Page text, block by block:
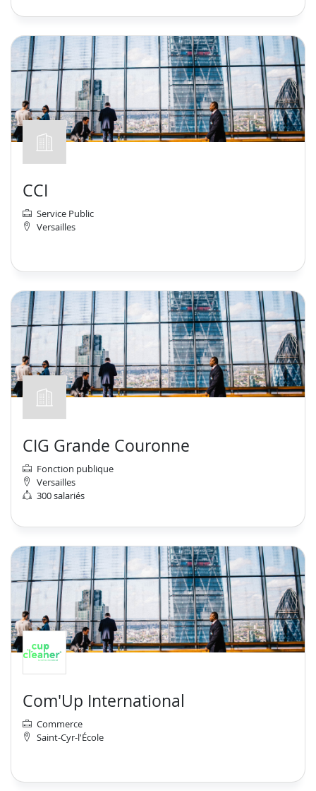
CCI
Service Public
Versailles
CIG Grande Couronne
Fonction publique
Versailles
300 salariés
Com'Up International
Commerce
Saint-Cyr-l'École